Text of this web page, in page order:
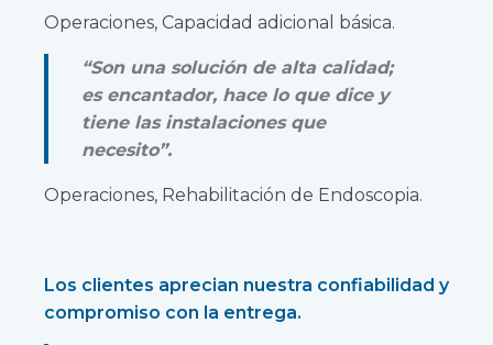
Operaciones, Capacidad adicional básica.
“Son una solución de alta calidad;
es encantador, hace lo que dice y
tiene las instalaciones que
necesito”.
Operaciones, Rehabilitación de Endoscopia.
Los clientes aprecian nuestra confiabilidad y
compromiso con la entrega.